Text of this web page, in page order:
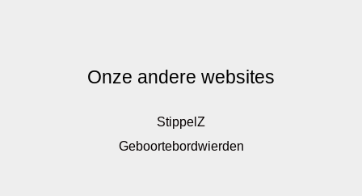
Onze andere websites
StippelZ
Geboortebordwierden